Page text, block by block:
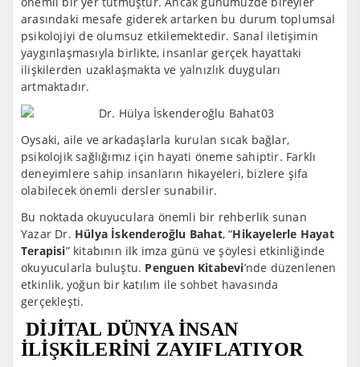
arasındaki mesafe giderek artarken bu durum toplumsal
psikolojiyi de olumsuz etkilemektedir. Sanal iletişimin
yaygınlaşmasıyla birlikte, insanlar gerçek hayattaki
ilişkilerden uzaklaşmakta ve yalnızlık duyguları
artmaktadır.
Oysaki, aile ve arkadaşlarla kurulan sıcak bağlar,
psikolojik sağlığımız için hayati öneme sahiptir. Farklı
deneyimlere sahip insanların hikayeleri, bizlere şifa
olabilecek önemli dersler sunabilir.
Bu noktada okuyuculara önemli bir rehberlik sunan
Yazar Dr. Hülya İskenderoğlu Bahat, “Hikayelerle Hayat
Terapisi” kitabının ilk imza günü ve şöylesi etkinliğinde
okuyucularla buluştu. Penguen Kitabevi’nde düzenlenen
etkinlik, yoğun bir katılım ile sohbet havasında
gerçekleşti.
DİJİTAL DÜNYA İNSAN
İLİŞKİLERİNİ ZAYIFLATIYOR